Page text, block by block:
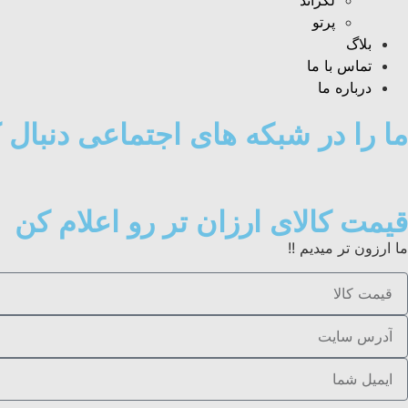
پرتو
بلاگ
تماس با ما
درباره ما
ما را در شبکه های اجتماعی دنبال
قیمت کالای ارزان تر رو اعلام کن
ما ارزون تر میدیم !!